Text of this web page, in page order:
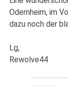
Odernheim, im
dazu noch der
Lg,
Rewolve44